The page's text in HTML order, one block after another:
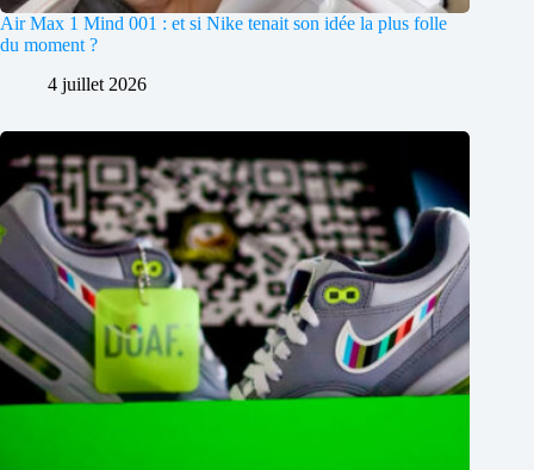
Air Max 1 Mind 001 : et si Nike tenait son idée la plus folle
du moment ?
4 juillet 2026